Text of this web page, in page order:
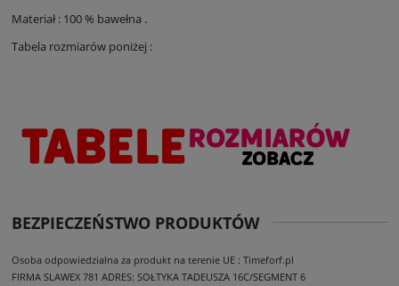
Materiał : 100 % bawełna .
Tabela rozmiarów poniżej :
BEZPIECZEŃSTWO PRODUKTÓW
Osoba odpowiedzialna za produkt na terenie UE : Timeforf.pl
FIRMA SLAWEX 781 ADRES: SOŁTYKA TADEUSZA 16C/SEGMENT 6